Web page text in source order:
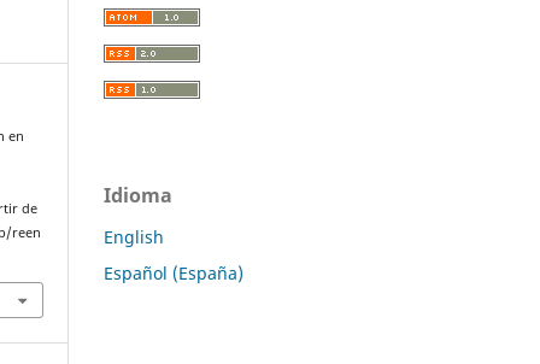
en
de
reen
Idioma
English
Español (España)